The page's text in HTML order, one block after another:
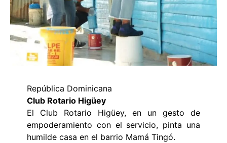
República Dominicana
Club Rotario Higüey
El Club Rotario Higüey, en un gesto de
empoderamiento con el servicio, pinta una
humilde casa en el barrio Mamá Tingó.